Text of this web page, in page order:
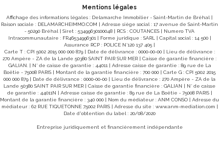
de
un
cette
hectare, avec une partie constructible. Sous-sol complet
offrant de nombreuses possibilités de stockage
d'aménagement Maison à quelques minutes des
commodités, bien entretenue, habitable de suite
quelques possibilités de mise au goût du jour CLASSE
ENERGIE : F (312) - CLASSE CLIMAT : F (79) Montant estimé
des dépenses annuelles d'énergie pour un usage
2 819 € et 3 815 €. Date de référence des prix de l'énergie
utilisés pour établir cette estimation : 2021-2022-
logement à consommation excessive Les informations sur
les risques auxquels ce bien est exposé sont
sur le site Géorisques :
CONDITIONS : Prix : 273 000 € Honoraires charge
REF 9737SRSR Pour visiter contacter l'agence Delamarche
Immobilier Gavray -Simon Regnault au 06 14 87 59 85.
Mentions légales
Affichage des informations légales : Delamarche Immobilier - Saint-Martin de Bréhal |
Raison sociale : DELAMARCHEIMMO.COM | Adresse siège social : 17 avenue de Saint-Martin
- 50290 Bréhal | Siret : 53499630100048 | RCS : COUTANCES | Numero TVA
Intracommunautaire : FR46534996301 | Forme juridique : SARL | Capital social : 14 500 |
Assurance RCP : POLICE N°120 137 405 |
Carte T : CPI 5002 2015 000 000 879 | Date de délivrance : 0000-00-00 | Lieu de délivrance :
270 Ampère - ZA de la Lande 50380 SAINT PAIR SUR MER | Caisse de garantie financière :
GALIAN. | N° de caisse de garantie : 44011 | Adresse caisse de garantie : 89 rue de La
Boëtie - 75008 PARIS | Montant de la garantie financière : 700 000 | Carte G : CPI 5002 2015
000 000 879 | Date de délivrance : 0000-00-00 | Lieu de délivrance : 270 Ampère - ZA de la
Lande 50380 SAINT PAIR SUR MER | Caisse de garantie financière : GALIAN | N° de caisse
de garantie : 44011N | Adresse caisse de garantie : 89 rue de La Boëtie - 75008 PARIS |
Montant de la garantie financière : 340 000 | Nom du médiateur : ANM CONSO | Adresse du
médiateur : 62 RUE TIQUETONNE 75002 PARIS | Adresse du site : www.anm-mediation.com
Date d'obtention du label : 20/08/2020
Entreprise juridiquement et financièrement indépendante